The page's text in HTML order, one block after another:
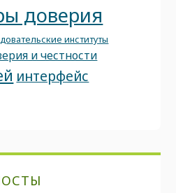
доверия
институты
и честности
интерфейс